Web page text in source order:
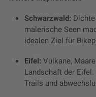
Schwarzwald:
malerische Seen
idealen Ziel für
Eifel: Vulkane,
Landschaft der
Trails und